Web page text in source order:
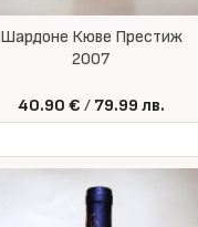
Шардоне Кюве Престиж
2007
40.90 € 79.99 лв.